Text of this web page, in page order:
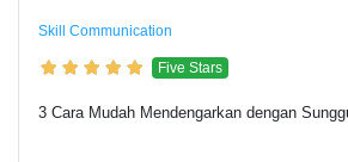
Skill Communication
Five Stars
3 Cara Mudah Mendengarkan dengan